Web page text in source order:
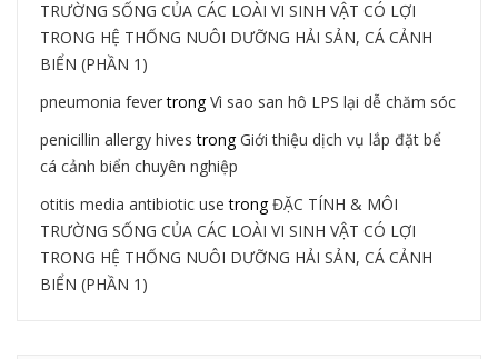
TRƯỜNG SỐNG CỦA CÁC LOÀI VI SINH VẬT CÓ LỢI
TRONG HỆ THỐNG NUÔI DƯỠNG HẢI SẢN, CÁ CẢNH
BIỂN (PHẦN 1)
pneumonia fevertrongVì sao san hô LPS lại dễ chăm sóc
penicillin allergy hives trongGiới thiệu dịch vụ lắp đặt bể
cá cảnh biển chuyên nghiệp
otitis media antibiotic use trongĐẶC TÍNH & MÔI
TRƯỜNG SỐNG CỦA CÁC LOÀI VI SINH VẬT CÓ LỢI
TRONG HỆ THỐNG NUÔI DƯỠNG HẢI SẢN, CÁ CẢNH
BIỂN (PHẦN 1)